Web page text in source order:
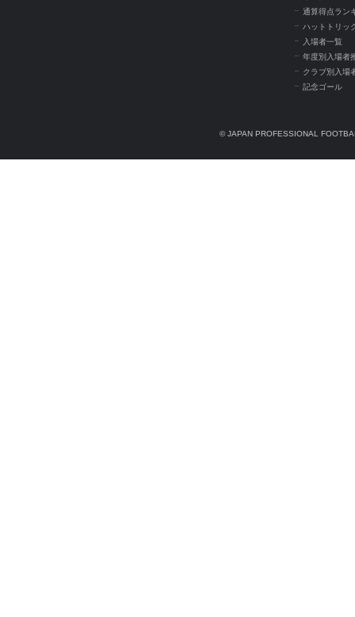
通算得点ラン
ハットトリッ
入場者一覧
年度別入場者
クラブ別入場
記念ゴール
© JAPAN PROFESSIONAL